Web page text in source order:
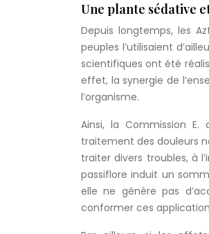
Une plante sédative
Depuis longtemps, les
peuples l’utilisaient
scientifiques ont été
effet, la synergie de
l’organisme.
Ainsi, la Commission E.
traitement des douleurs
traiter divers troubles, à
passiflore induit un
elle ne génère pas
conformer ces